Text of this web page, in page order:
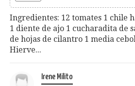
Ingredientes: 12 tomates 1 chile
1 diente de ajo 1 cucharadita de
de hojas de cilantro 1 media
Hierve...
Irene Milito